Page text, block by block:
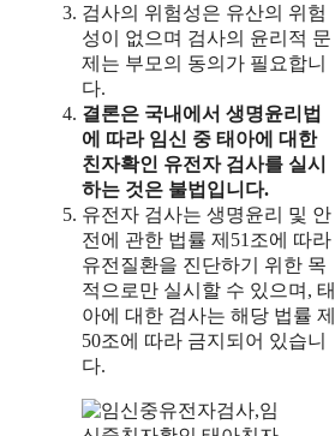
검사의 위험성은 유산의 위험
성이 없으며 검사의 윤리적 문
제는 부모의 동의가 필요합니
다.
결론은 국내에서 생명윤리법
에 따라 임신 중 태아에 대한
친자확인 유전자 검사를 실시
하는 것은 불법입니다.
유전자 검사는 생명윤리 및 안
전에 관한 법률 제51조에 따라
유전질환을 진단하기 위한 목
적으로만 실시할 수 있으며, 태
아에 대한 검사는 해당 법률 제
50조에 따라 금지되어 있습니
다.